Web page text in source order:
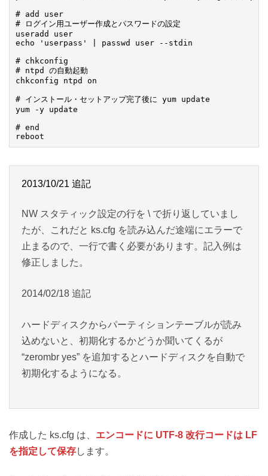
# add user
# ログイン用ユーザー作成とパスワードの設定
useradd user
echo 'userpass' | passwd user --stdin
# chkconfig
# ntpd の自動起動
chkconfig ntpd on
# インストール・セットアップ完了後に yum update
yum -y update
# end
2013/10/21 追記
NW スタティック設定の行を \ で折り返していまし
たが、これだと ks.cfg を読み込んだ途端にエラーで
止まるので、一行で書く必要があります。記入例は
修正しました。
2014/02/18 追記
ハードディスクからパーティションテーブルが読み
込めないと、初期化するかどうか聞いてくるが
“zerombr yes” を追加するとハードディスクを自動で
初期化するようになる。
作成した ks.cfg は、 エンコードに UTF-8 改行コードは LF
を指定して保存します。